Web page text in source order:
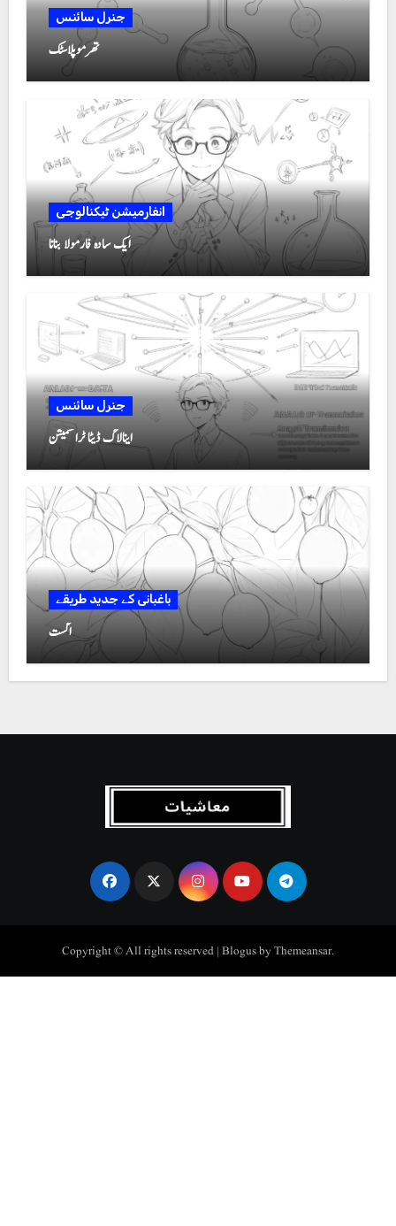
جنرل سائنس
تھرموپلاسٹک
انفارمیشن ٹیکنالوجی
ایک سادہ فارمولا بنانا
جنرل سائنس
اینالاگ ڈیٹا ٹرانسمیشن
باغبانی کے جدید طریقے
اگست
Copyright © All rights reserved |BlogusbyThemeansar.